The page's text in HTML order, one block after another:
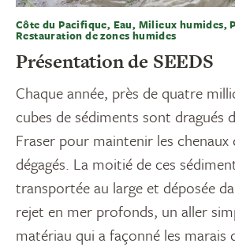
Côte du Pacifique, Eau, Milieux humides,
Restauration de zones humides
Présentation de SEEDS
Chaque année, près de quatre
cubes de sédiments sont dragués
Fraser pour maintenir les chenaux
dégagés. La moitié de ces
transportée au large et déposée
rejet en mer profonds, un aller
matériau qui a façonné les marais